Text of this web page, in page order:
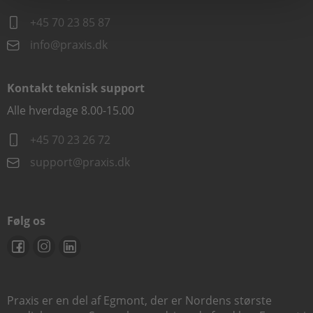
+45 70 23 85 87
info@praxis.dk
Kontakt teknisk support
Alle hverdage 8.00-15.00
+45 70 23 26 72
support@praxis.dk
Følg os
Praxis er en del af Egmont, der er Nordens største